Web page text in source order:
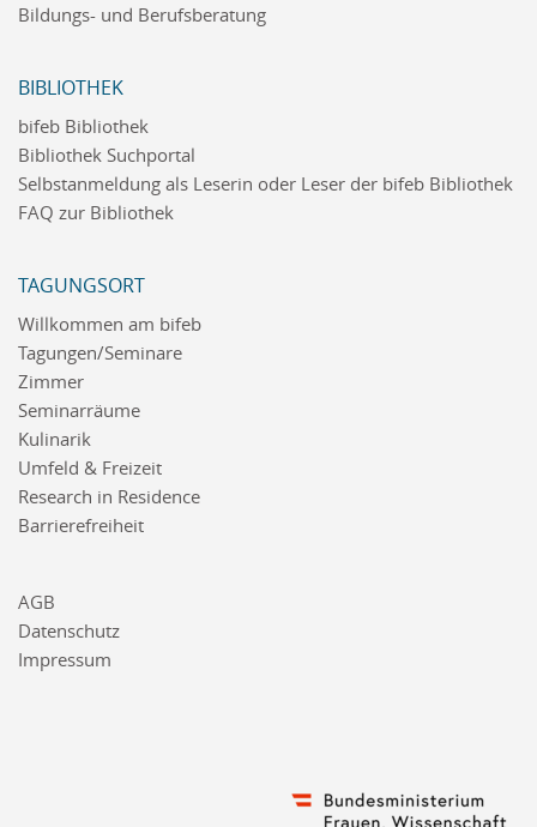
Bildungs- und Berufsberatung
BIBLIOTHEK
bifeb Bibliothek
Bibliothek Suchportal
Selbstanmeldung als Leserin oder Leser der bifeb Bibliothek
FAQ zur Bibliothek
TAGUNGSORT
Willkommen am bifeb
Tagungen/Seminare
Zimmer
Seminarräume
Kulinarik
Umfeld & Freizeit
Research in Residence
Barrierefreiheit
AGB
Datenschutz
Impressum